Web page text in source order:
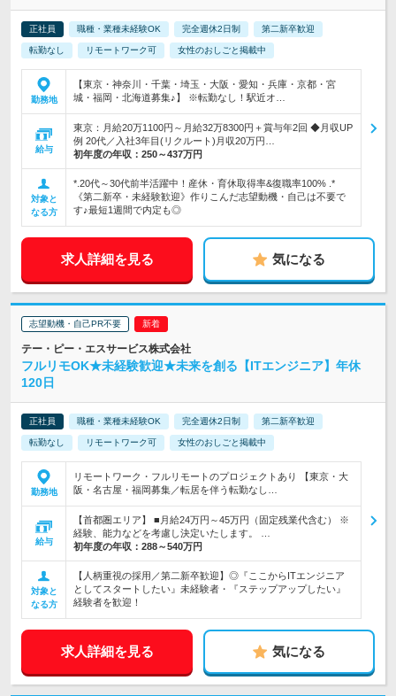
正社員 職種・業種未経験OK 完全週休2日制 第二新卒歓迎
転勤なし リモートワーク可 女性のおしごと掲載中
勤務地
【東京・神奈川・千葉・埼玉・大阪・愛知・兵庫・京都・宮
城・福岡・北海道募集♪】 ※転勤なし！駅近オ…
給与
東京：月給20万1100円～月給32万8300円＋賞与年2回 ◆月収UP
例 20代／入社3年目(リクルート)月収20万円…
初年度の年収： 250～437万円
対象と
なる方
*.20代～30代前半活躍中！産休・育休取得率&復職率100% .*
《第二新卒・未経験歓迎》作りこんだ志望動機・自己は不要で
す♪最短1週間で内定も◎
求人詳細を見る 気になる
志望動機・自己PR不要
テー・ピー・エスサービス株式会社
フルリモOK★未経験歓迎★未来を創る【ITエンジニア】年休
120日
正社員 職種・業種未経験OK 完全週休2日制 第二新卒歓迎
転勤なし リモートワーク可 女性のおしごと掲載中
勤務地
リモートワーク・フルリモートのプロジェクトあり 【東京・大
阪・名古屋・福岡募集／転居を伴う転勤なし…
給与
【首都圏エリア】 ■月給24万円～45万円（固定残業代含む） ※
経験、能力などを考慮し決定いたします。 …
初年度の年収： 288～540万円
対象と
なる方
【人柄重視の採用／第二新卒歓迎】◎『ここからITエンジニア
としてスタートしたい』未経験者・『ステップアップしたい』
経験者を歓迎！
求人詳細を見る 気になる